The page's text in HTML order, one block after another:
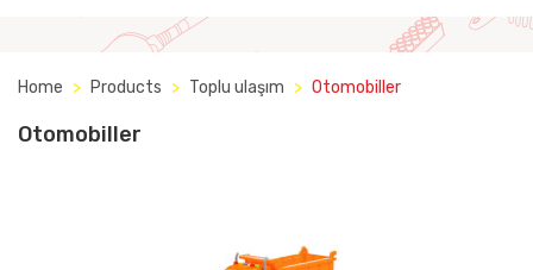
Home Products Toplu ulaşım Otomobiller
Otomobiller